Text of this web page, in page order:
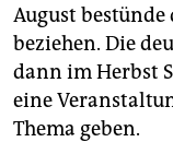
August
beziehen. Die
dann im Herbst
eine
Thema geben.